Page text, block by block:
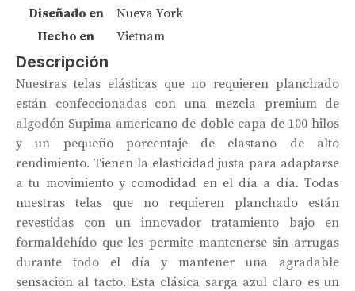
Diseñado en
Nueva York
Hecho en
Vietnam
Descripción
Nuestras telas elásticas que no requieren planchado
están confeccionadas con una mezcla premium de
algodón Supima americano de doble capa de 100 hilos
y un pequeño porcentaje de elastano de alto
rendimiento. Tienen la elasticidad justa para adaptarse
a tu movimiento y comodidad en el día a día. Todas
nuestras telas que no requieren planchado están
revestidas con un innovador tratamiento bajo en
formaldehído que les permite mantenerse sin arrugas
durante todo el día y mantener una agradable
sensación al tacto. Esta clásica sarga azul claro es un